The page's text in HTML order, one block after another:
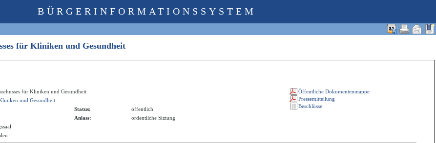
BÜRGERINFORMATIONSSYSTEM
für Kliniken und Gesundheit
für Kliniken und Gesundheit
und Gesundheit
Status:
öffentlich
Anlass:
ordentliche Sitzung